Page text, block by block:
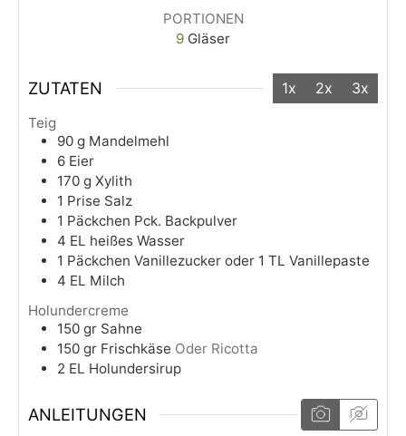
PORTIONEN
9 Gläser
ZUTATEN 1x 2x 3x
Teig
90 g Mandelmehl
6 Eier
170 g Xylith
1 Prise Salz
1 Päckchen Pck. Backpulver
4 EL heißes Wasser
1 Päckchen Vanillezucker oder 1 TL Vanillepaste
4 EL Milch
Holundercreme
150 gr Sahne
150 gr Frischkäse Oder Ricotta
2 EL Holundersirup
ANLEITUNGEN